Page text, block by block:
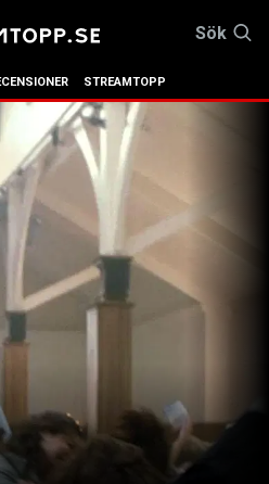
Sök
STREAMTOPP